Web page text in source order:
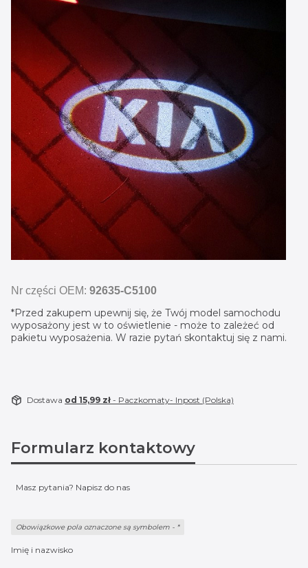
Nr części OEM: 92635-C5100
*Przed zakupem upewnij się, że Twój model samochodu
wyposażony jest w to oświetlenie - może to zależeć od
pakietu wyposażenia. W razie pytań skontaktuj się z nami.
Dostawa od 15,99 zł - Paczkomaty- Inpost (Polska)
Formularz kontaktowy
Masz pytania? Napisz do nas
Obowiązkowe pola oznaczone są symbolem - *
Imię i nazwisko